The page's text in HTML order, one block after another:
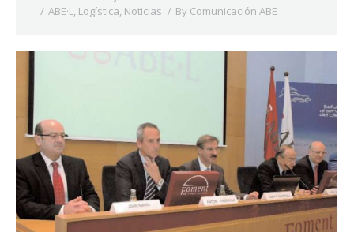
ABE·L, Logística, Noticias By Comunicación ABE